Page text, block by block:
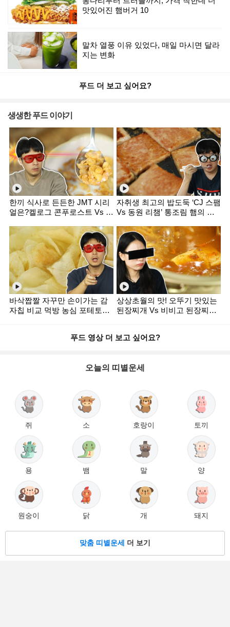
맛있어진 햄버거 10
말차 열풍 이유 있었다, 매일 마시면 달라
지는 변화
푸드 더 보고 싶어요?
생생한 푸드 이야기
한끼 식사로 든든한 JMT 시리
얼은?켈로그 콘푸로스트 Vs 포
식평가단]
자취생 최고의 밥도둑 ‘CJ 스팸
Vs 동원 리챔’ 통조림 햄의 진
단]
바삭짭짤 자꾸만 손이가는 감
자칩 비교 먹방 농심 포테토칩
상상초월의 맛! 오뚜기 맛있는
된장찌개 Vs 비비고 된장찌개
푸드 영상 더 보고 싶어요?
오늘의 띠별운세
쥐 소 호랑이 토끼
용 뱀 말 양
원숭이 닭 개 돼지
맞춤 띠별운세 더 보기